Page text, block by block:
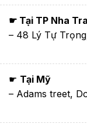
☛ Tại TP Nha
– 48 Lý Tự
☛ Tại Mỹ
– Adams treet,